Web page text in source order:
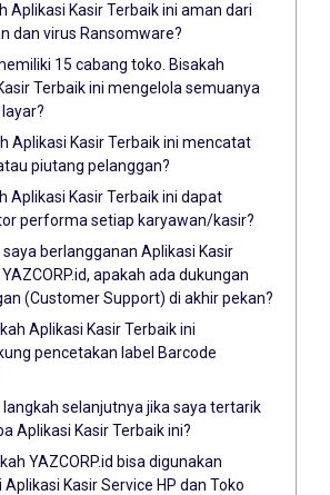
Aplikasi Kasir Terbaik ini aman dari
dan virus Ransomware?
15 cabang toko. Bisakah
Terbaik ini mengelola semuanya
Aplikasi Kasir Terbaik ini mencatat
piutang pelanggan?
Aplikasi Kasir Terbaik ini dapat
performa setiap karyawan/kasir?
saya berlangganan Aplikasi Kasir
apakah ada dukungan
(Customer Support) di akhir pekan?
Aplikasi Kasir Terbaik ini
pencetakan label Barcode
langkah selanjutnya jika saya tertarik
Aplikasi Kasir Terbaik ini?
YAZCORP.id bisa digunakan
Aplikasi Kasir Service HP dan Toko